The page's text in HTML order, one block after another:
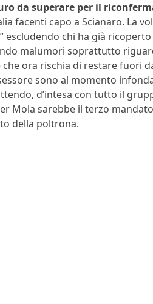
da superare per il
facenti capo a Scianaro. La
escludendo chi ha già
malumori soprattutto
ora rischia di restare fuori
sono al momento
d’intesa con tutto il
Mola sarebbe il terzo
della poltrona.